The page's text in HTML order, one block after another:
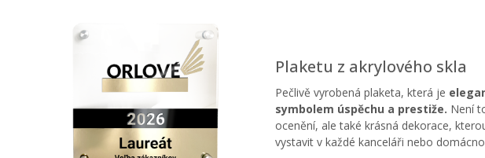
Plaketu z akrylového skla
Pečlivě vyrobená plaketa, která je
symbolem úspěchu a prestiže. Není
ocenění, ale také krásná dekorace,
vystavit v každé kanceláři nebo